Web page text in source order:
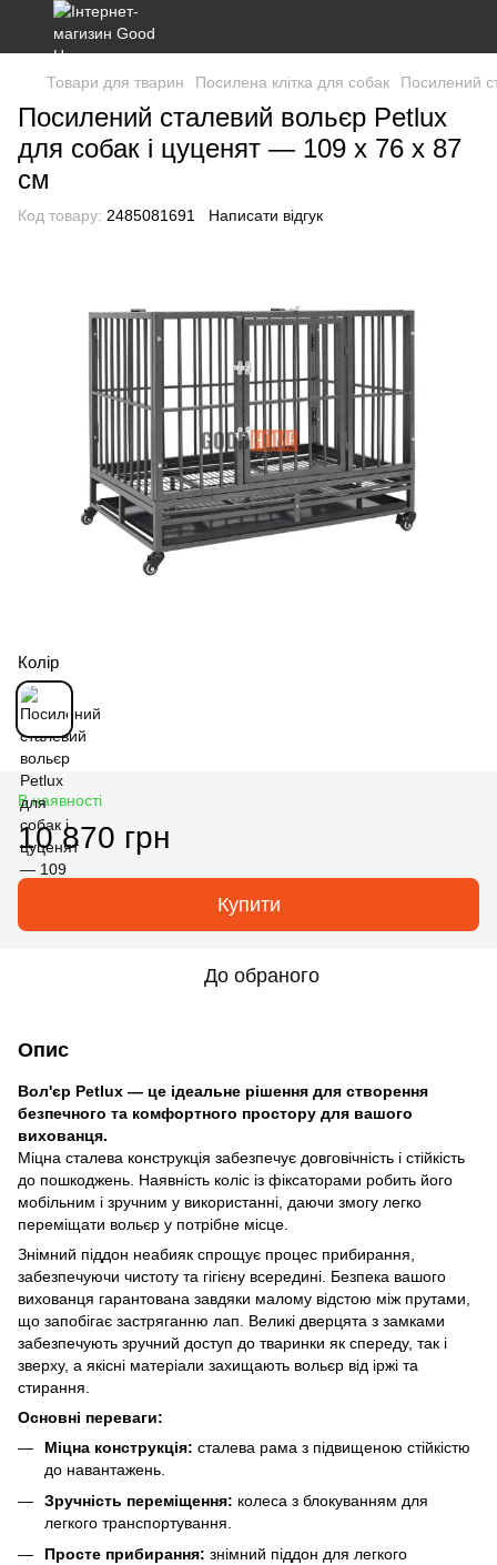
Товари для тварин Посилена клітка для собак Посилений
Посилений сталевий вольєр Petlux
для собак і цуценят — 109 х 76 х 87
см
Код товару: 2485081691 Написати відгук
Колір
В наявності
10 870 грн
Купити
До обраного
Опис
Вол'єр Petlux — це ідеальне рішення для створення
безпечного та комфортного простору для вашого
вихованця.
Міцна сталева конструкція забезпечує довговічність і стійкість
до пошкоджень. Наявність коліс із фіксаторами робить його
мобільним і зручним у використанні, даючи змогу легко
переміщати вольєр у потрібне місце.
Знімний піддон неабияк спрощує процес прибирання,
забезпечуючи чистоту та гігієну всередині. Безпека вашого
вихованця гарантована завдяки малому відстою між прутами,
що запобігає застряганню лап. Великі дверцята з замками
забезпечують зручний доступ до тваринки як спереду, так і
зверху, а якісні матеріали захищають вольєр від іржі та
стирання.
Основні переваги:
Міцна конструкція: сталева рама з підвищеною стійкістю
до навантажень.
Зручність переміщення: колеса з блокуванням для
легкого транспортування.
Просте прибирання: знімний піддон для легкого